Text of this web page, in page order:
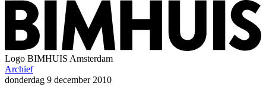
Logo BIMHUIS Amsterdam
Archief
donderdag 9 december 2010